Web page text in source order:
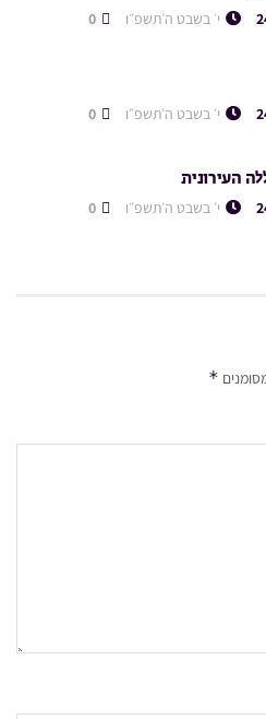
י׳ בשבט ה׳תשפ״ו
י׳ בשבט ה׳תשפ״ו
העירונית
י׳ בשבט ה׳תשפ״ו
*